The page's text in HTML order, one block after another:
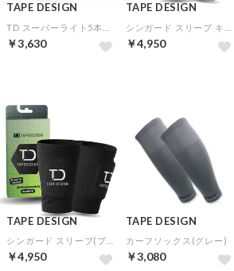
TAPE DESIGN
￥3,630
TAPE DESIGN
￥4,950
TAPE DESIGN
￥4,950
TAPE DESIGN
カーフソックス(グレー)
￥3,080